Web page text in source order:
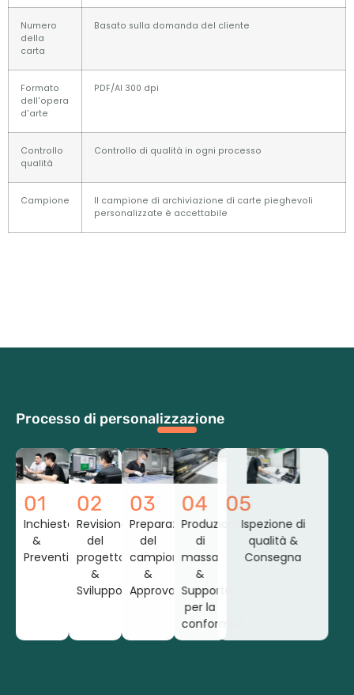
Numero
della
carta
Basato sulla domanda del cliente
Formato
dell'opera
d'arte
PDF/AI 300 dpi
Controllo
qualità
Controllo di qualità in ogni processo
Campione
Il campione di archiviazione di carte pieghevoli
personalizzate è accettabile
Processo di personalizzazione
01
Inchiesta
&
Preventivo
02
Revisione
del
progetto
&
Sviluppo
03
Preparazione
del
campione
&
Approvazione
04
Produzione
di
massa
&
Supporto
per la
conformità
05
Ispezione di
qualità &
Consegna